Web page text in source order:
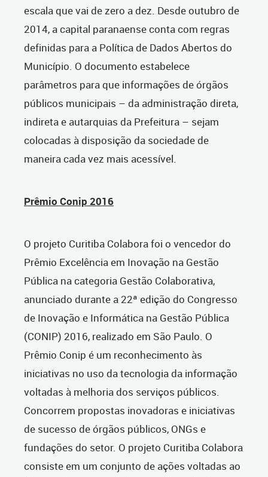
escala que vai de zero a dez. Desde outubro de
2014, a capital paranaense conta com regras
definidas para a Política de Dados Abertos do
Município. O documento estabelece
parâmetros para que informações de órgãos
públicos municipais – da administração direta,
indireta e autarquias da Prefeitura – sejam
colocadas à disposição da sociedade de
maneira cada vez mais acessível.
Prêmio Conip 2016
O projeto Curitiba Colabora foi o vencedor do
Prêmio Excelência em Inovação na Gestão
Pública na categoria Gestão Colaborativa,
anunciado durante a 22ª edição do Congresso
de Inovação e Informática na Gestão Pública
(CONIP) 2016, realizado em São Paulo. O
Prêmio Conip é um reconhecimento às
iniciativas no uso da tecnologia da informação
voltadas à melhoria dos serviços públicos.
Concorrem propostas inovadoras e iniciativas
de sucesso de órgãos públicos, ONGs e
fundações do setor. O projeto Curitiba Colabora
consiste em um conjunto de ações voltadas ao